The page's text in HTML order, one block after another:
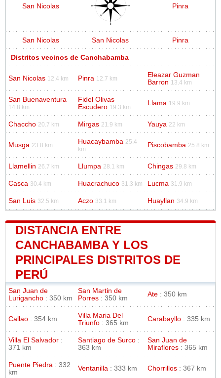
San Nicolas Pinra
San Nicolas San Nicolas Pinra
Distritos vecinos de Canchabamba
San Nicolas 12.4 km Pinra 12.7 km
Eleazar Guzman
Barron 13.4 km
San Buenaventura
14.8 km
Fidel Olivas
Escudero 19.3 km
Llama 19.9 km
Chaccho 20.7 km Mirgas 21.9 km Yauya 22 km
Musga 23.8 km Huacaybamba 25.4
km
Piscobamba 25.8 km
Llamellin 26.7 km Llumpa 28.1 km Chingas 29.8 km
Casca 30.4 km Huacrachuco 31.3 km Lucma 31.9 km
San Luis 32.5 km Aczo 33.1 km Huayllan 34.9 km
DISTANCIA ENTRE
CANCHABAMBA Y LOS
PRINCIPALES DISTRITOS DE
PERÚ
San Juan de
Lurigancho : 350 km
San Martin de
Porres : 350 km
Ate : 350 km
Callao : 354 km
Villa Maria Del
Triunfo : 365 km
Carabayllo : 335 km
Villa El Salvador :
371 km
Santiago de Surco :
363 km
San Juan de
Miraflores : 365 km
Puente Piedra : 332
km
Ventanilla : 333 km Chorrillos : 367 km